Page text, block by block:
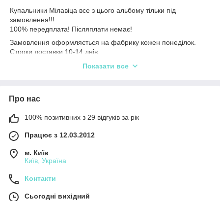
Купальники Мілавіца все з цього альбому тільки під
замовлення!!!
100% передплата! Післяплати немає!
Замовлення оформляється на фабрику кожен понеділок.
Строки доставки 10-14 днів.
Розміри і кольору перед замовленням уточнюйте. Доступний
Показати все
Про нас
100% позитивних з 29 відгуків за рік
Працює з 12.03.2012
м. Київ
Київ, Україна
Контакти
Сьогодні вихідний